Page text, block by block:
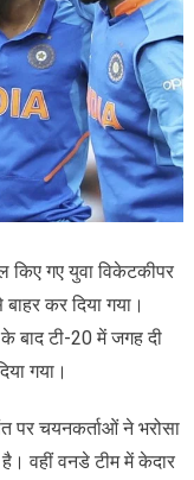
किए गए युवा विकेटकीपर
कर दिया गया।
बाद टी-20 में जगह दी
गया।
पर चयनकर्ताओं ने भरोसा
है। वहीं वनडे टीम में केदार